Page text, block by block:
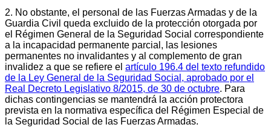
2. No obstante, el personal de las Fuerzas Armadas y de la
Guardia Civil queda excluido de la protección otorgada por
el Régimen General de la Seguridad Social correspondiente
a la incapacidad permanente parcial, las lesiones
permanentes no invalidantes y al complemento de gran
invalidez a que se refiere el artículo 196.4 del texto refundido
de la Ley General de la Seguridad Social, aprobado por el
Real Decreto Legislativo 8/2015, de 30 de octubre. Para
dichas contingencias se mantendrá la acción protectora
prevista en la normativa específica del Régimen Especial de
la Seguridad Social de las Fuerzas Armadas.